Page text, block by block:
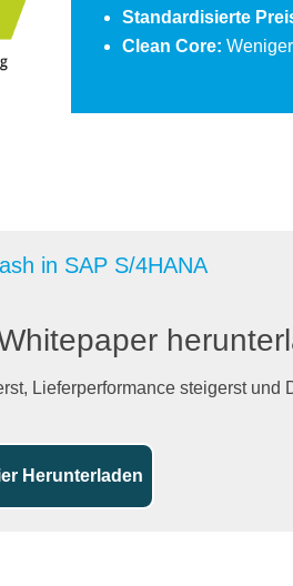
Standardisierte
Clean Core:
in SAP S/4HANA
Lieferperformance steigerst und
Herunterladen